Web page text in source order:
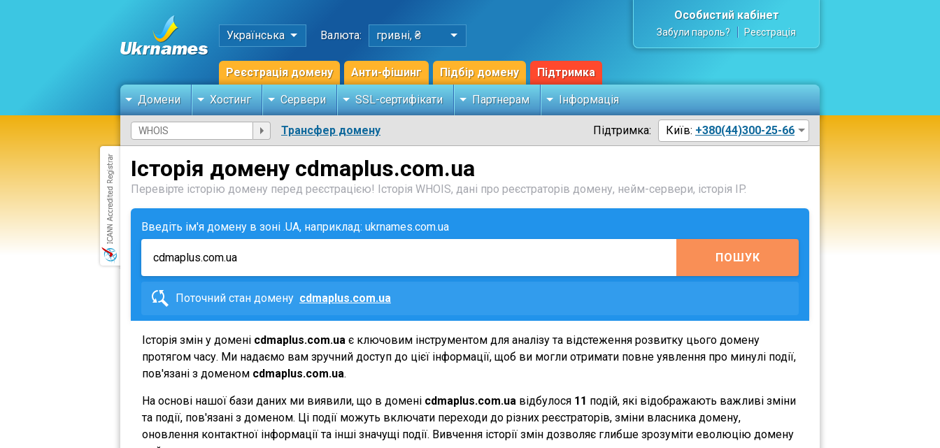
Українська Валюта: гривні, ₴
Реєстрація домену Анти-фішинг Підбір домену Підтримка
Особистий кабінет
Забули пароль? Реєстрація
Домени Хостинг Сервери SSL-сертифікати Партнерам Інформація
Трансфер домену Підтримка: Київ: +380(44)300-25-66
Історія домену cdmaplus.com.ua
Перевірте історію домену перед реєстрацією! Історія WHOIS, дані про реєстраторів домену, нейм-сервери, історія IP.
Введіть ім'я домену в зоні .UA, наприклад: ukrnames.com.ua
ПОШУК
Поточний стан домену cdmaplus.com.ua
Історія змін у домені cdmaplus.com.ua є ключовим інструментом для аналізу та відстеження розвитку цього домену
протягом часу. Ми надаємо вам зручний доступ до цієї інформації, щоб ви могли отримати повне уявлення про минулі події,
пов'язані з доменом cdmaplus.com.ua.
На основі нашої бази даних ми виявили, що в домені cdmaplus.com.ua відбулося 11 подій, які відображають важливі зміни
та події, пов'язані з доменом. Ці події можуть включати переходи до різних реєстраторів, зміни власника домену,
оновлення контактної інформації та інші значущі події. Вивчення історії змін дозволяє глибше зрозуміти еволюцію домену